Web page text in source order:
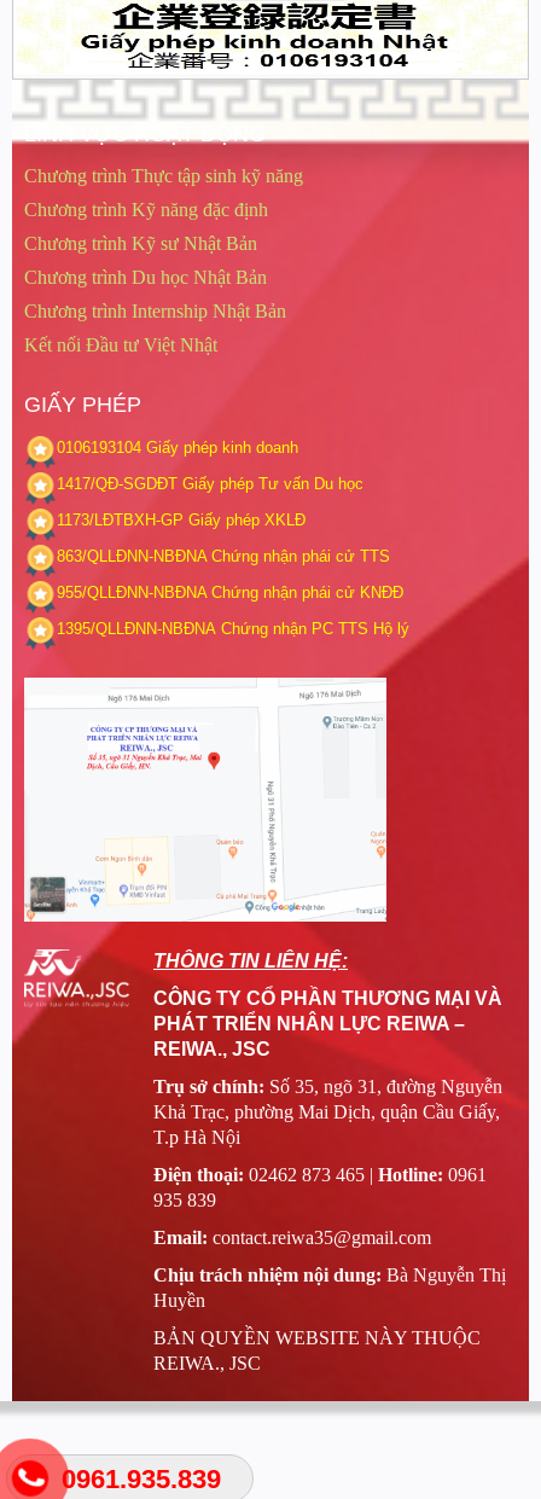
0961.935.839
LĨNH VỰC HOẠT ĐỘNG
Chương trình Thực tập sinh kỹ năng
Chương trình Kỹ năng đặc định
Chương trình Kỹ sư Nhật Bản
Chương trình Du học Nhật Bản
Chương trình Internship Nhật Bản
Kết nối Đầu tư Việt Nhật
GIẤY PHÉP
0106193104 Giấy phép kinh doanh
1417/QĐ-SGDĐT Giấy phép Tư vấn Du học
1173/LĐTBXH-GP Giấy phép XKLĐ
863/QLLĐNN-NBĐNA Chứng nhận phái cử TTS
955/QLLĐNN-NBĐNA Chứng nhận phái cử KNĐĐ
1395/QLLĐNN-NBĐNA Chứng nhận PC TTS Hộ lý
THÔNG TIN LIÊN HỆ:
CÔNG TY CỔ PHẦN THƯƠNG MẠI VÀ
PHÁT TRIỂN NHÂN LỰC REIWA –
REIWA., JSC
Trụ sở chính: Số 35, ngõ 31, đường Nguyễn
Khả Trạc, phường Mai Dịch, quận Cầu Giấy,
T.p Hà Nội
Điện thoại: 02462 873 465 | Hotline: 0961
935 839
Email: contact.reiwa35@gmail.com
Chịu trách nhiệm nội dung: Bà Nguyễn Thị
Huyền
BẢN QUYỀN WEBSITE NÀY THUỘC
REIWA., JSC